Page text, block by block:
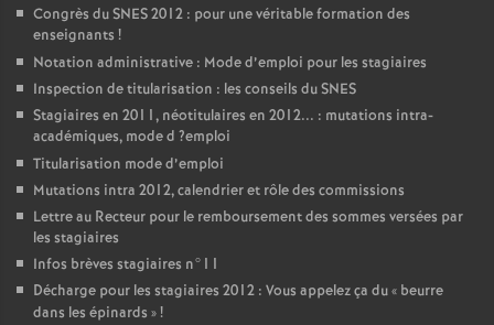
Congrès duSNES2012 : pour une véritable formation des
enseignants !
Notation administrative : Mode d’emploi pour les stagiaires
Inspection de titularisation : les conseils duSNES
Stagiaires en 2011, néotitulaires en 2012... : mutations intra-
académiques, mode d ?emploi
Titularisation mode d’emploi
Mutations intra 2012, calendrier et rôle des commissions
Lettre au Recteur pour le remboursement des sommes versées par
les stagiaires
Infos brèves stagiaires n°11
Décharge pour les stagiaires 2012 : Vous appelez ça du « beurre
dans les épinards »!